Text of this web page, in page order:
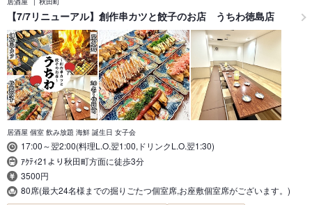
【7/7リニューアル】創作串カツと餃子のお店 うちわ徳島店
居酒屋 個室 飲み放題 海鮮 誕生日 女子会
17:00～翌2:00(料理L.O.翌1:00,ドリンクL.O.翌1:30)
ｱｸﾃｨ21より秋田町方面に徒歩3分
3500円
80席(最大24名様までの掘りごたつ個室席,お座敷個室席がございます。)